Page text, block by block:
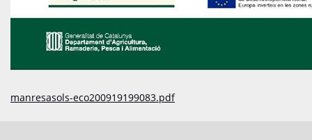
manresasols-eco200919199083.pdf